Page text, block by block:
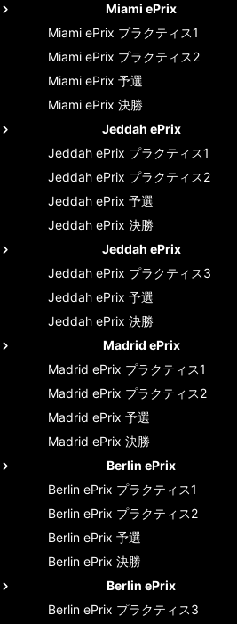
Miami ePrix
Miami ePrix プラクティス1
Miami ePrix プラクティス2
Miami ePrix 予選
Miami ePrix 決勝
Jeddah ePrix
Jeddah ePrix プラクティス1
Jeddah ePrix プラクティス2
Jeddah ePrix 予選
Jeddah ePrix 決勝
Jeddah ePrix
Jeddah ePrix プラクティス3
Jeddah ePrix 予選
Jeddah ePrix 決勝
Madrid ePrix
Madrid ePrix プラクティス1
Madrid ePrix プラクティス2
Madrid ePrix 予選
Madrid ePrix 決勝
Berlin ePrix
Berlin ePrix プラクティス1
Berlin ePrix プラクティス2
Berlin ePrix 予選
Berlin ePrix 決勝
Berlin ePrix
Berlin ePrix プラクティス3